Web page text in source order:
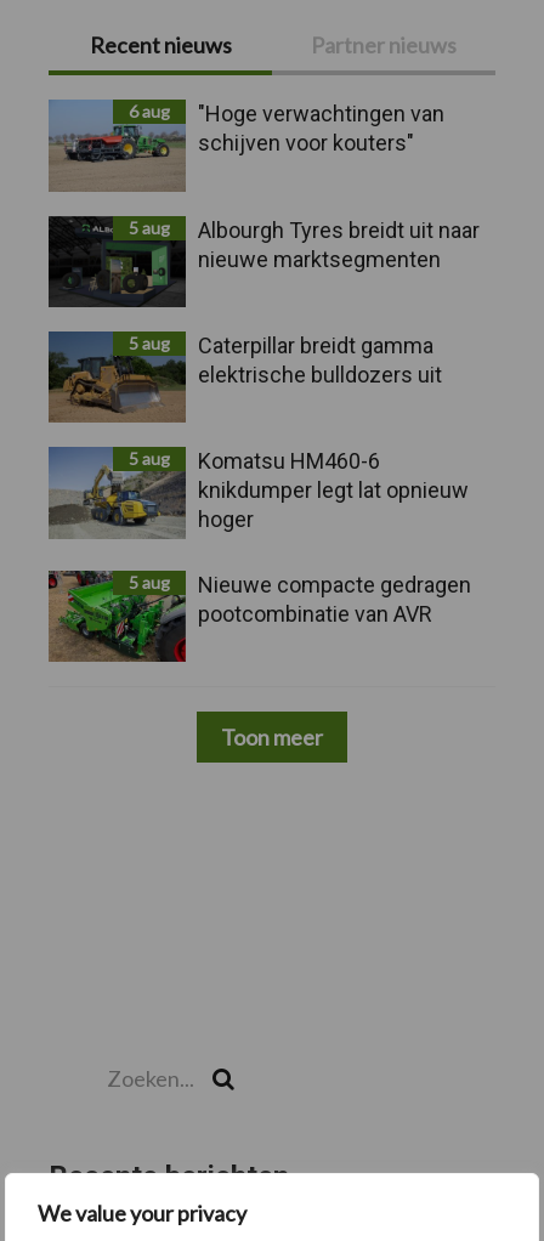
We value your privacy
Primaire
Sidebar
Recent nieuws Partner nieuws
6 aug
"Hoge verwachtingen van
schijven voor kouters"
5 aug
Albourgh Tyres breidt uit naar
nieuwe marktsegmenten
5 aug
Caterpillar breidt gamma
elektrische bulldozers uit
5 aug
Komatsu HM460-6
knikdumper legt lat opnieuw
hoger
5 aug
Nieuwe compacte gedragen
pootcombinatie van AVR
Toon meer
Recente berichten
“Hoge verwachtingen van schijven voor kouters”